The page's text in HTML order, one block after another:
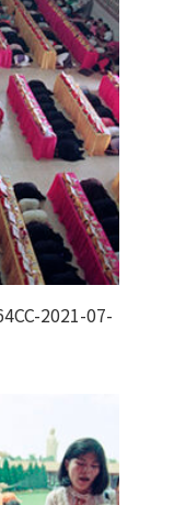
2021-07-